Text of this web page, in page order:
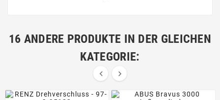
16 ANDERE PRODUKTE IN DER GLEICHEN
KATEGORIE:
 